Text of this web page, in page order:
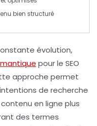
bien structuré
évolution,
pour le SEO
approche permet
intentions de recherche
en ligne plus
des termes